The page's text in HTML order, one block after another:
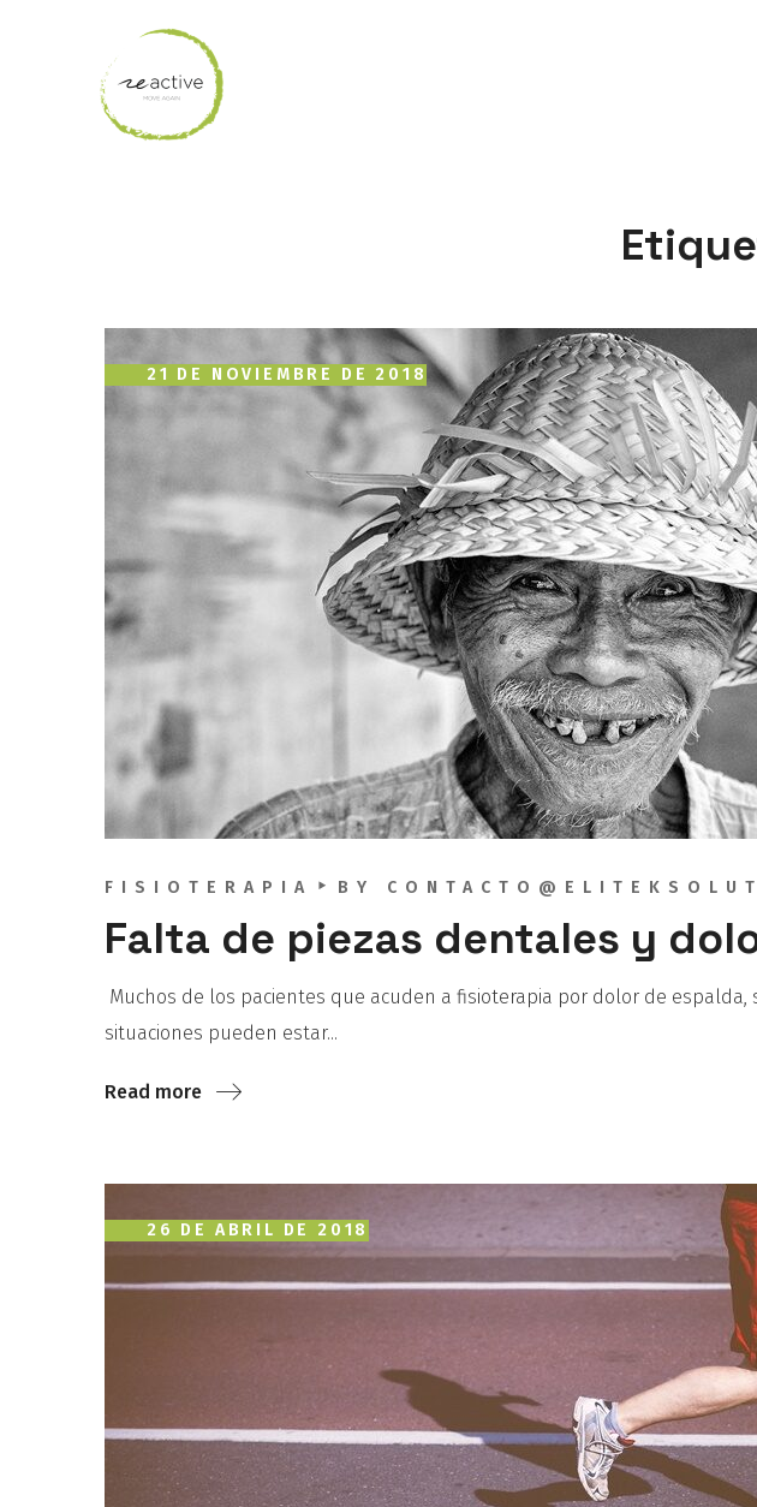
21 DE NOVIEMBRE DE 2018
FISIOTERAPIA BY
Falta de piezas dentales y
Muchos de los pacientes que acuden a fisioterapia por dolor de
situaciones pueden estar...
Read more
26 DE ABRIL DE 2018